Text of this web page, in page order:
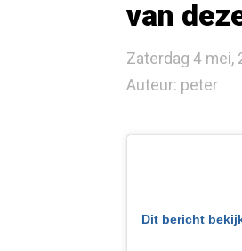
van
Zaterdag 4 mei,
Auteur: peter
Dit bericht